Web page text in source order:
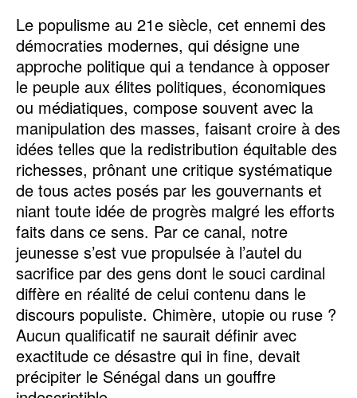
Le populisme au 21e siècle, cet ennemi des
démocraties modernes, qui désigne une
approche politique qui a tendance à opposer
le peuple aux élites politiques, économiques
ou médiatiques, compose souvent avec la
manipulation des masses, faisant croire à des
idées telles que la redistribution équitable des
richesses, prônant une critique systématique
de tous actes posés par les gouvernants et
niant toute idée de progrès malgré les efforts
faits dans ce sens. Par ce canal, notre
jeunesse s’est vue propulsée à l’autel du
sacrifice par des gens dont le souci cardinal
diffère en réalité de celui contenu dans le
discours populiste. Chimère, utopie ou ruse ?
Aucun qualificatif ne saurait définir avec
exactitude ce désastre qui in fine, devait
précipiter le Sénégal dans un gouffre